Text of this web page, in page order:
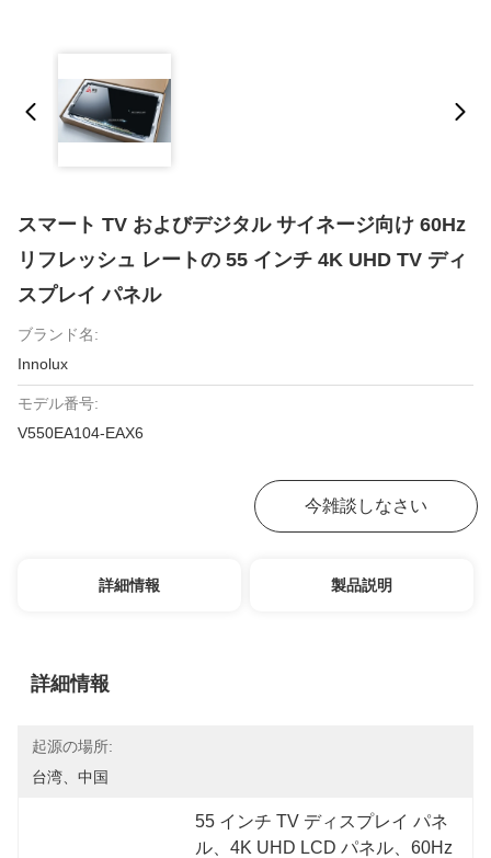
スマート TV およびデジタル サイネージ向け 60Hz
リフレッシュ レートの 55 インチ 4K UHD TV ディ
スプレイ パネル
ブランド名:
Innolux
モデル番号:
V550EA104-EAX6
今雑談しなさい
詳細情報 製品説明
詳細情報
起源の場所:
台湾、中国
55 インチ TV ディスプレイ パネ
ル、4K UHD LCD パネル、60Hz